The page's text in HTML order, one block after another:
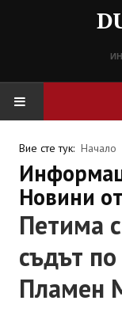
НОВИНИ
СПРАВОЧНИК
Разписание
Важни
Вие сте тук: Начало
Новини
Петима
съдът
Пламен